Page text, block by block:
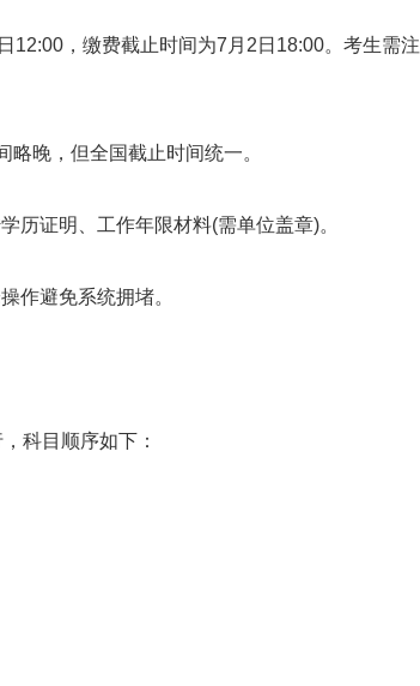
，缴费截止时间为7月2日18:00。考生需注
晚，但全国截止时间统一。
证明、工作年限材料(需单位盖章)。
避免系统拥堵。
科目顺序如下：